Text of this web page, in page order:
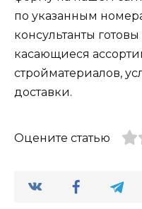
по указанным
консультанты
касающиеся
стройматериалов,
доставки.
Оцените статью